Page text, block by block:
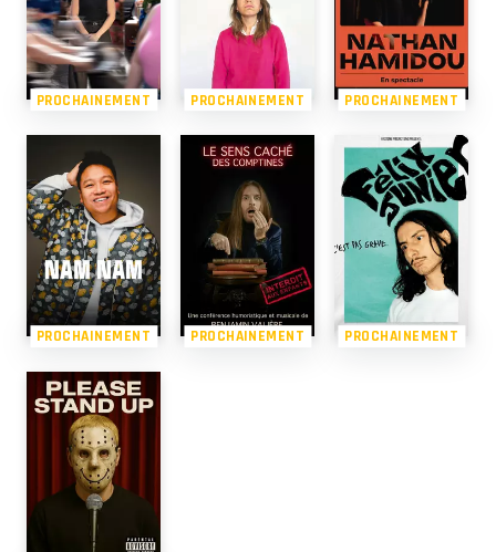
PROCHAINEMENT PROCHAINEMENT PROCHAINEMENT
PROCHAINEMENT PROCHAINEMENT PROCHAINEMENT